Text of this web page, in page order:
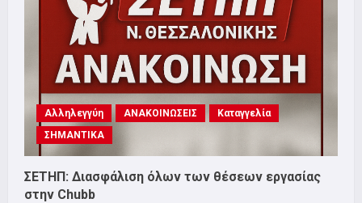
Αλληλεγγύη ΑΝΑΚΟΙΝΩΣΕΙΣ
Καταγγελία
ΣΗΜΑΝΤΙΚΑ
ΣΕΤΗΠ: Διασφάλιση όλων των θέσεων εργασίας
στην Chubb